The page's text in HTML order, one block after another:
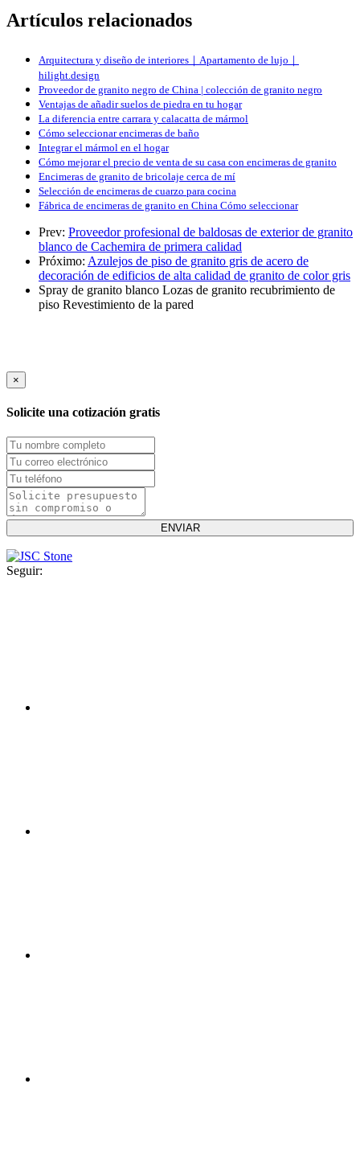
Artículos relacionados
Arquitectura y diseño de interiores｜Apartamento de lujo｜
hilight.design
Proveedor de granito negro de China | colección de granito negro
Ventajas de añadir suelos de piedra en tu hogar
La diferencia entre carrara y calacatta de mármol
Cómo seleccionar encimeras de baño
Integrar el mármol en el hogar
Cómo mejorar el precio de venta de su casa con encimeras de granito
Encimeras de granito de bricolaje cerca de mí
Selección de encimeras de cuarzo para cocina
Fábrica de encimeras de granito en China Cómo seleccionar
Prev: Proveedor profesional de baldosas de exterior de granito
blanco de Cachemira de primera calidad
Próximo: Azulejos de piso de granito gris de acero de
decoración de edificios de alta calidad de granito de color gris
Spray de granito blanco Lozas de granito recubrimiento de
piso Revestimiento de la pared
×
Solicite una cotización gratis
Seguir: